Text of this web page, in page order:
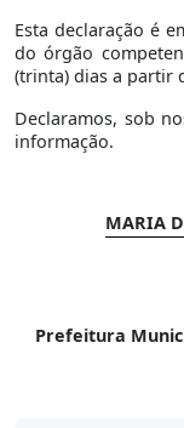
Esta declaração é
do órgão
(trinta) dias a partir
Declaramos, sob
informação.
MARIA
Prefeitura